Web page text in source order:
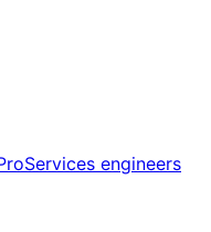
engineers